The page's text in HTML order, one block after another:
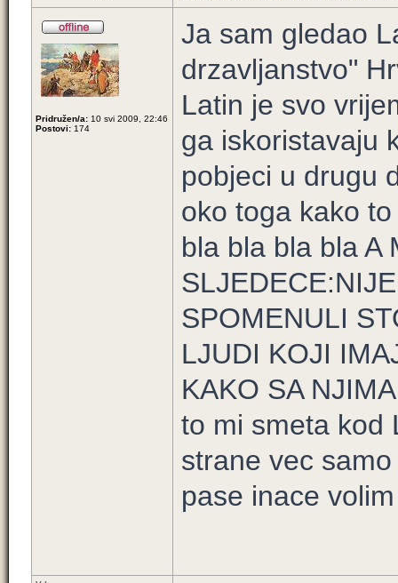
Pridružen/a: 10 svi 2009, 22:46
Postovi: 174
Ja sam gledao
drzavljanstvo"
Latin je svo
ga iskoristavaju
pobjeci u drugu
oko toga kako
bla bla bla bla A
SPOMENULI
LJUDI KOJI
KAKO SA
to mi smeta kod
strane vec
pase inace